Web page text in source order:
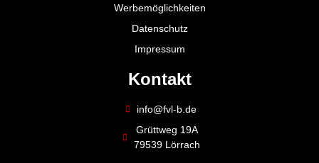
Werbemöglichkeiten
Datenschutz
Impressum
Kontakt
info@fvl-b.de
Grüttweg 19A
79539 Lörrach